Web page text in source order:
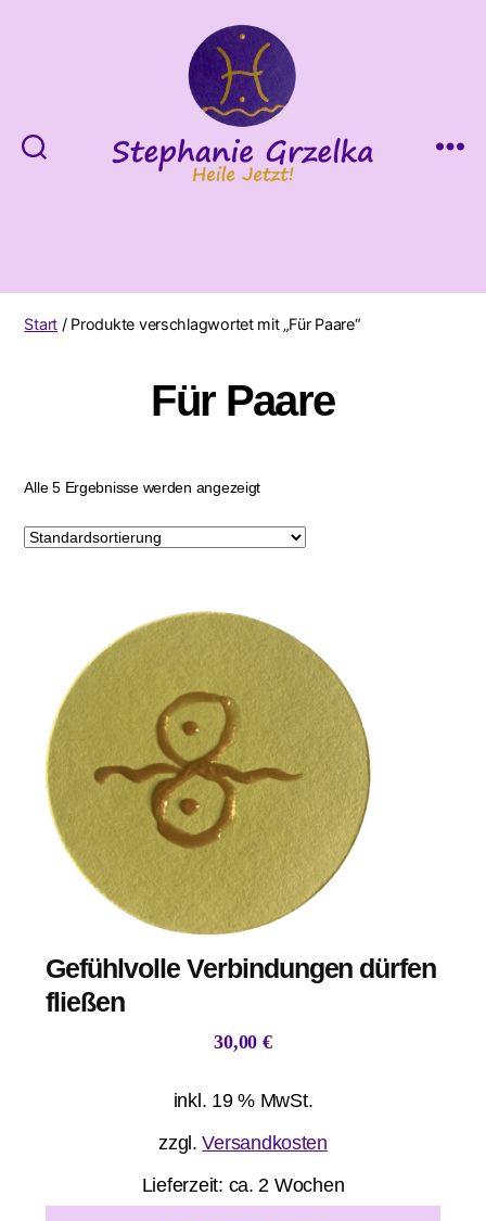
Start / Produkte verschlagwortet mit „Für Paare“
Für Paare
Alle 5 Ergebnisse werden angezeigt
Gefühlvolle Verbindungen dürfen
fließen
30,00 €
inkl. 19 % MwSt.
zzgl.Versandkosten
Lieferzeit: ca. 2 Wochen